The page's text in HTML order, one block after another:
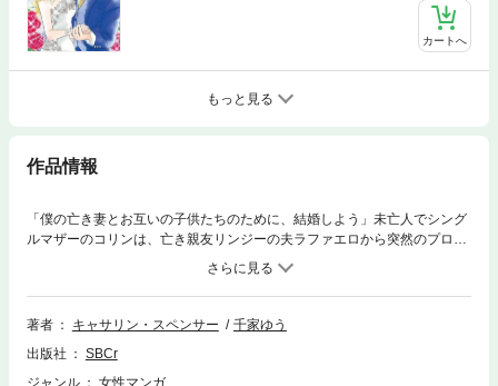
カートへ
もっと見る
作品情報
「僕の亡き妻とお互いの子供たちのために、結婚しよう」未亡人でシング
ルマザーのコリンは、亡き親友リンジーの夫ラファエロから突然のプロポ
ーズを受けた。ふたりの結婚はリンジーの遺志だと言うのだ。どんなに彼
が魅力的だからって、よく知らない男性と結婚するなんていや。でも自分
が今抱えている問題は、結婚すればすべて解決する。ましてそれが亡き親
友の遺志であれば。コリンはプロポーズを受け入れる決意をした。愛のな
著者 キャサリン・スペンサー
千家ゆう
出版社
SBCr
ジャンル
女性マンガ